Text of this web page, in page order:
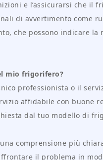
e l’assicurarsi che il
di avvertimento come
che possono indicare la
mio frigorifero?
professionista o il
affidabile con buone
dal tuo modello di
comprensione più
il problema in